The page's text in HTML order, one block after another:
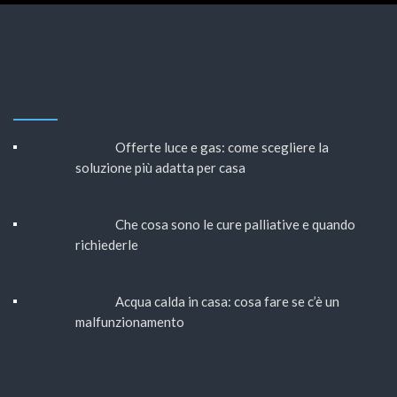
Offerte luce e gas: come scegliere la
soluzione più adatta per casa
Che cosa sono le cure palliative e quando
richiederle
Acqua calda in casa: cosa fare se c’è un
malfunzionamento